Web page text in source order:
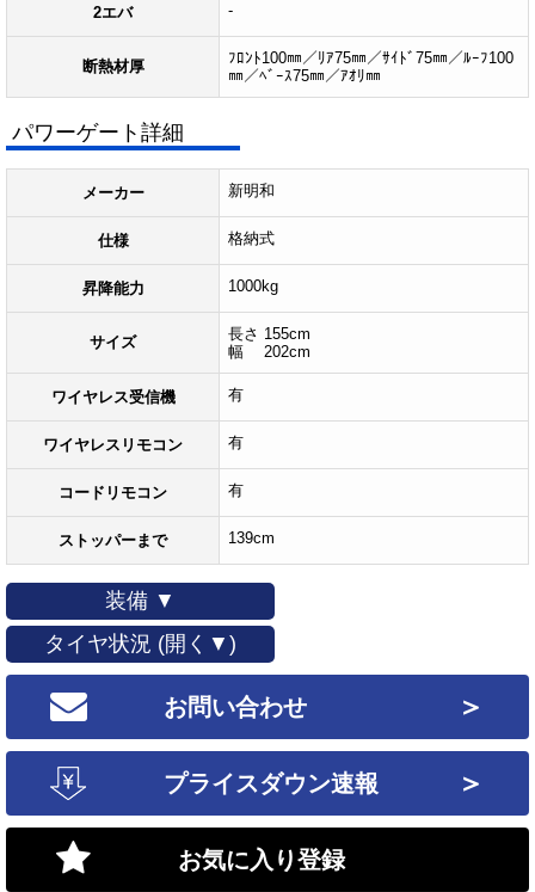
2エバ -
断熱材厚
ﾌﾛﾝﾄ100㎜／ﾘｱ75㎜／ｻｲﾄﾞ75㎜／ﾙｰﾌ100
㎜／ﾍﾞｰｽ75㎜／ｱｵﾘ㎜
パワーゲート詳細
メーカー 新明和
仕様 格納式
昇降能力 1000kg
サイズ
長さ 155cm
幅 202cm
ワイヤレス受信機 有
ワイヤレスリモコン 有
コードリモコン 有
ストッパーまで 139cm
装備 ▼
タイヤ状況 (開く▼)
お問い合わせ ＞
プライスダウン速報 ＞
お気に入り登録